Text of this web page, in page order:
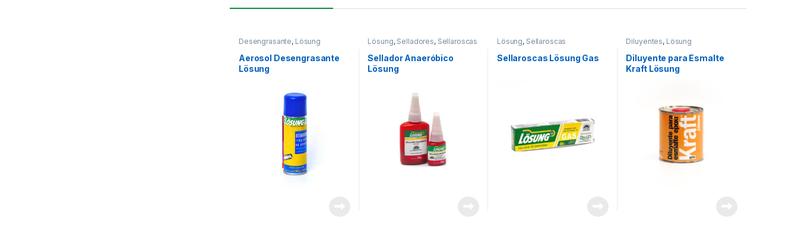
Desengrasante, Lösung
Aerosol Desengrasante
Lösung
Lösung, Selladores, Sellaroscas
Sellador Anaeróbico
Lösung
Lösung, Sellaroscas
Sellaroscas Lösung Gas
Diluyentes, Lösung
Diluyente para Esmalte
Kraft Lösung